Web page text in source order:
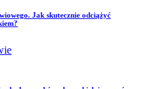
Jak skutecznie odciążyć